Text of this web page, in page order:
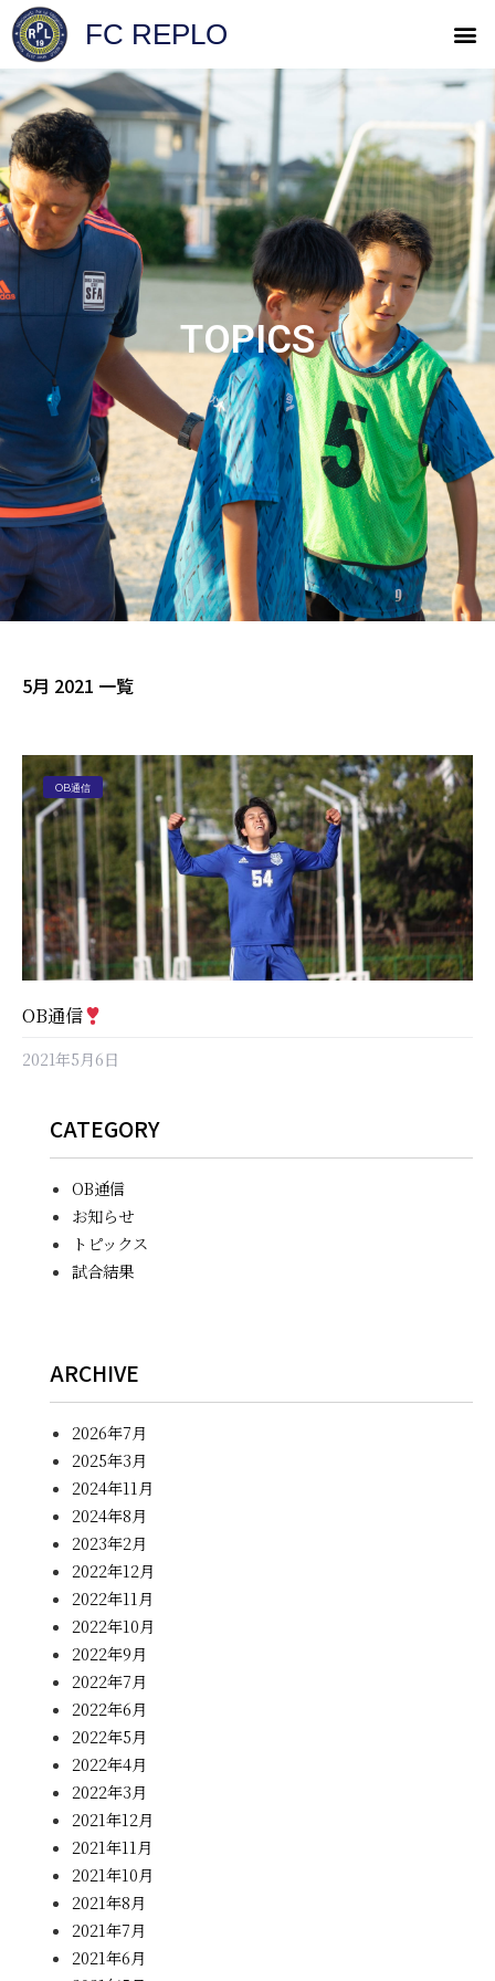
FC REPLO
TOPICS
5月 2021 一覧
OB通信
OB通信
2021年5月6日
CATEGORY
OB通信
お知らせ
トピックス
試合結果
ARCHIVE
2026年7月
2025年3月
2024年11月
2024年8月
2023年2月
2022年12月
2022年11月
2022年10月
2022年9月
2022年7月
2022年6月
2022年5月
2022年4月
2022年3月
2021年12月
2021年11月
2021年10月
2021年8月
2021年7月
2021年6月